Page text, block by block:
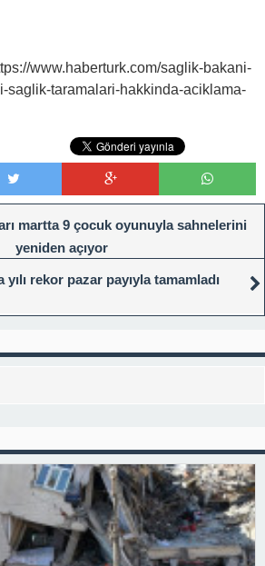
www.haberturk.com/saglik-bakani-
saglik-taramalari-hakkinda-aciklama-
martta 9 çocuk oyunuyla sahnelerini
yeniden açıyor
rekor pazar payıyla tamamladı